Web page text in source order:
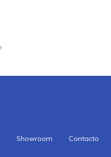
Showroom Contacto